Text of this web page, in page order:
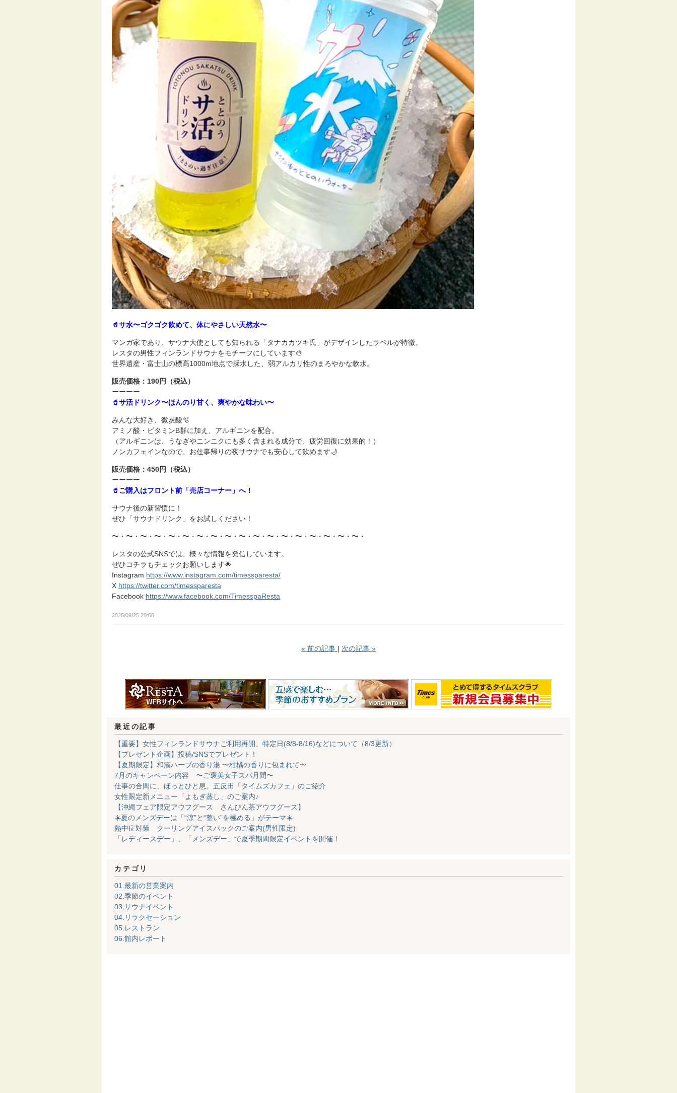
🥤サ水〜ゴクゴク飲めて、体にやさしい天然水〜
マンガ家であり、サウナ大使としても知られる「タナカカツキ氏」がデザインしたラベルが特徴。
レスタの男性フィンランドサウナをモチーフにしています🎨
世界遺産・富士山の標高1000m地点で採水した、弱アルカリ性のまろやかな軟水。
販売価格：190円（税込）
ーーーー
🥤サ活ドリンク〜ほんのり甘く、爽やかな味わい〜
みんな大好き、微炭酸🫧
アミノ酸・ビタミンB群に加え、アルギニンを配合。
（アルギニンは、うなぎやニンニクにも多く含まれる成分で、疲労回復に効果的！）
ノンカフェインなので、お仕事帰りの夜サウナでも安心して飲めます🌙
販売価格：450円（税込）
ーーーー
🥤ご購入はフロント前「売店コーナー」へ！
サウナ後の新習慣に！
ぜひ「サウナドリンク」をお試しください！
〜・〜・〜・〜・〜・〜・〜・〜・〜・〜・〜・〜・〜・〜・〜・〜・〜・〜・
レスタの公式SNSでは、様々な情報を発信しています。
ぜひコチラもチェックお願いします🌟
Instagram https://www.instagram.com/timessparesta/
X https://twitter.com/timessparesta
Facebook https://www.facebook.com/TimesspaResta
2025/09/25 20:00
« 前の記事 次の記事 »
最近の記事
【重要】女性フィンランドサウナご利用再開、特定日(8/8-8/16)などについて（8/3更新）
【プレゼント企画】投稿/SNSでプレゼント！
【夏期限定】和漢ハーブの香り湯 〜柑橘の香りに包まれて〜
7月のキャンペーン内容 〜ご褒美女子スパ月間〜
仕事の合間に、ほっとひと息。五反田「タイムズカフェ」のご紹介
女性限定新メニュー「よもぎ蒸し」のご案内♪
【沖縄フェア限定アウフグース さんぴん茶アウフグース】
☀️夏のメンズデーは「“涼”と“整い”を極める」がテーマ☀️
熱中症対策 クーリングアイスパックのご案内(男性限定)
「レディースデー」、「メンズデー」で夏季期間限定イベントを開催！
カテゴリ
01.最新の営業案内
02.季節のイベント
03.サウナイベント
04.リラクセーション
05.レストラン
06.館内レポート